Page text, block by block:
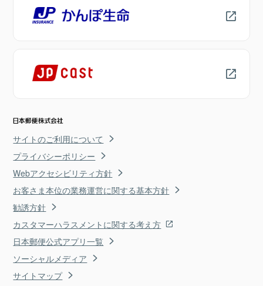
サイトのご利用について
プライバシーポリシー
Webアクセシビリティ方針
お客さま本位の業務運営に関する基本方針
勧誘方針
カスタマーハラスメントに関する考え方
日本郵便公式アプリ一覧
ソーシャルメディア
サイトマップ